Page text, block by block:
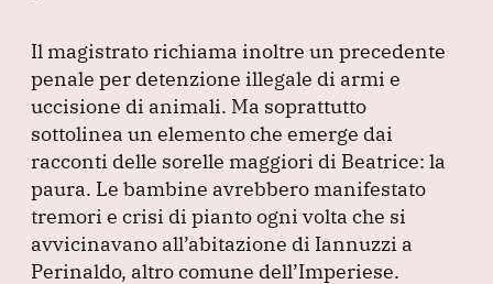
Il magistrato richiama inoltre un precedente
penale per detenzione illegale di armi e
uccisione di animali. Ma soprattutto
sottolinea un elemento che emerge dai
racconti delle sorelle maggiori di Beatrice: la
paura. Le bambine avrebbero manifestato
tremori e crisi di pianto ogni volta che si
avvicinavano all’abitazione di Iannuzzi a
Perinaldo, altro comune dell’Imperiese.